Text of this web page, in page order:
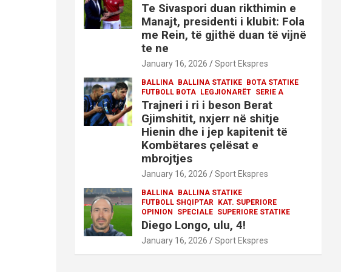
Te Sivaspori duan rikthimin e
Manajt, presidenti i klubit: Fola
me Rein, të gjithë duan të vijnë
te ne
January 16, 2026 Sport Ekspres
BALLINA BALLINA STATIKE BOTA STATIKE
FUTBOLL BOTA LEGJIONARËT SERIE A
Trajneri i ri i beson Berat
Gjimshitit, nxjerr në shitje
Hienin dhe i jep kapitenit të
Kombëtares çelësat e
mbrojtjes
January 16, 2026 Sport Ekspres
BALLINA BALLINA STATIKE
FUTBOLL SHQIPTAR
KAT. SUPERIORE
OPINION
SPECIALE SUPERIORE STATIKE
Diego Longo, ulu, 4!
January 16, 2026 Sport Ekspres